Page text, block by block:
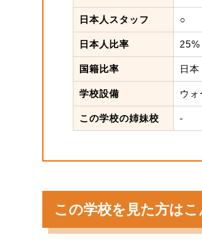
日本人スタッフ ○
日本人比率 25%
国籍比率 日
学校設備 ウ
この学校の姉妹校 -
この学校を見た方は